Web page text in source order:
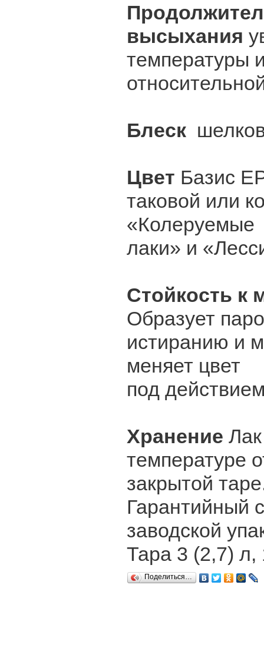
высыхания
температуры
Блеск
Цвет Базис
таковой или
«Колеруемые
лаки» и
Стойкость к
Образует
истиранию и
меняет цвет
под
Хранение
температуре
закрытой
Гарантийный
заводской
Тара 3 (2,7) л,
Поделиться…